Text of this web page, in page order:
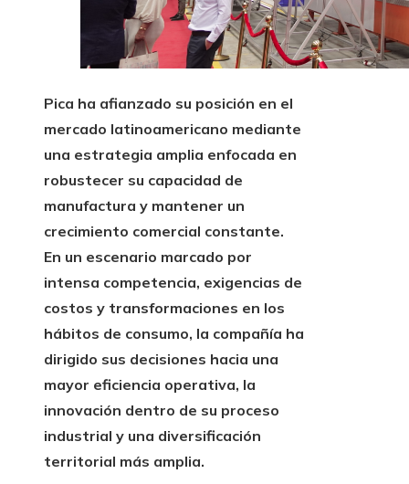
Pica ha afianzado su posición en el
mercado latinoamericano mediante
una estrategia amplia enfocada en
robustecer su capacidad de
manufactura y mantener un
crecimiento comercial constante.
En un escenario marcado por
intensa competencia, exigencias de
costos y transformaciones en los
hábitos de consumo, la compañía ha
dirigido sus decisiones hacia una
mayor eficiencia operativa, la
innovación dentro de su proceso
industrial y una diversificación
territorial más amplia.